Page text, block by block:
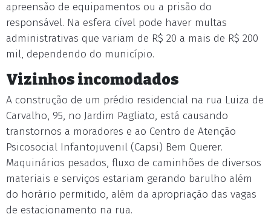
apreensão de equipamentos ou a prisão do
responsável. Na esfera cível pode haver multas
administrativas que variam de R$ 20 a mais de R$ 200
mil, dependendo do município.
Vizinhos incomodados
A construção de um prédio residencial na rua Luiza de
Carvalho, 95, no Jardim Pagliato, está causando
transtornos a moradores e ao Centro de Atenção
Psicosocial Infantojuvenil (Capsi) Bem Querer.
Maquinários pesados, fluxo de caminhões de diversos
materiais e serviços estariam gerando barulho além
do horário permitido, além da apropriação das vagas
de estacionamento na rua.